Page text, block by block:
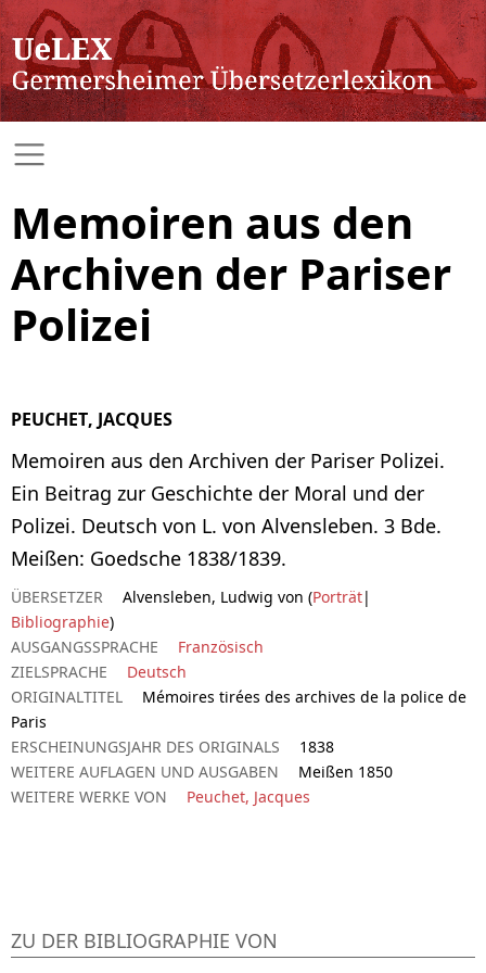
Memoiren aus den
Archiven der Pariser
Polizei
PEUCHET, JACQUES
Memoiren aus den Archiven der Pariser Polizei.
Ein Beitrag zur Geschichte der Moral und der
Polizei. Deutsch von L. von Alvensleben. 3 Bde.
Meißen: Goedsche 1838/1839.
ÜBERSETZER Alvensleben, Ludwig von (Porträt|
Bibliographie)
AUSGANGSSPRACHE
Französisch
ZIELSPRACHE
Deutsch
ORIGINALTITEL
Mémoires tirées des archives de la police de
Paris
ERSCHEINUNGSJAHR DES ORIGINALS
1838
WEITERE AUFLAGEN UND AUSGABEN
Meißen 1850
WEITERE WERKE VON
Peuchet, Jacques
ZU DER BIBLIOGRAPHIE VON